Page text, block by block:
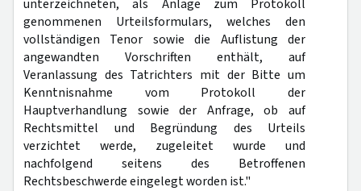
unterzeichneten, als Anlage zum Protokoll
genommenen Urteilsformulars, welches den
vollständigen Tenor sowie die Auflistung der
angewandten Vorschriften enthält, auf
Veranlassung des Tatrichters mit der Bitte um
Kenntnisnahme vom Protokoll der
Hauptverhandlung sowie der Anfrage, ob auf
Rechtsmittel und Begründung des Urteils
verzichtet werde, zugeleitet wurde und
nachfolgend seitens des Betroffenen
Rechtsbeschwerde eingelegt worden ist."